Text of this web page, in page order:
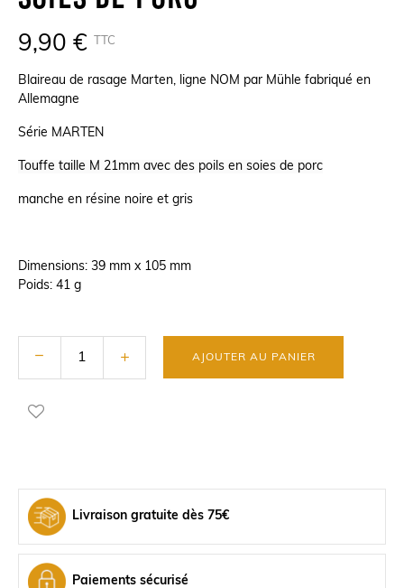
9,90 € TTC
Blaireau de rasage Marten, ligne NOM par Mühle fabriqué en
Allemagne
Série MARTEN
Touffe taille M 21mm avec des poils en soies de porc
manche en résine noire et gris
Dimensions: 39 mm x 105 mm
Poids: 41 g
AJOUTER AU PANIER
Livraison gratuite dès 75€
Paiements sécurisé